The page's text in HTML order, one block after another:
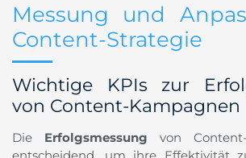
Messung und
Content-Strategie
Wichtige KPIs zur
von Content-Kampagnen
Die Erfolgsmessung von
entscheidend, um ihre Effektivität